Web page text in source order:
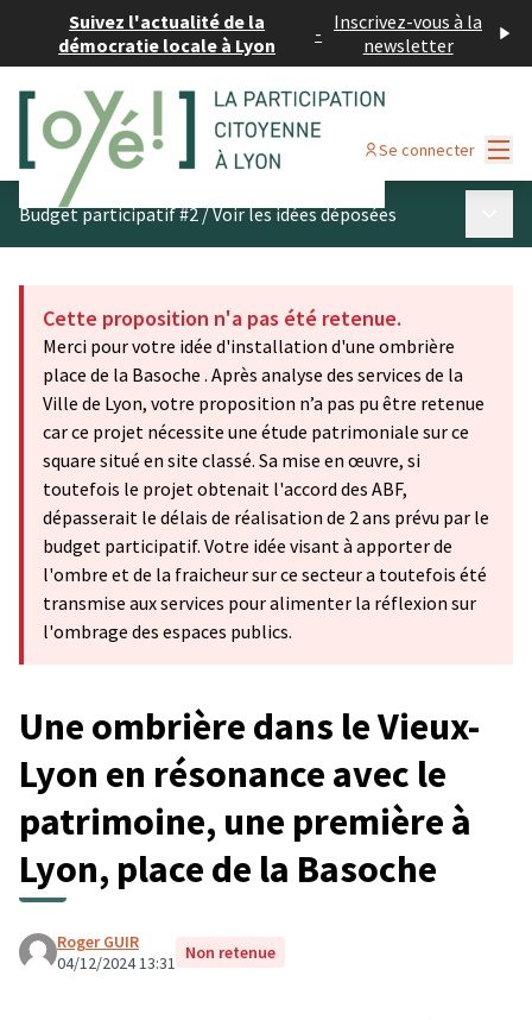
Suivez l'actualité de la
démocratie locale à Lyon
- Inscrivez-vous à la
newsletter
Se connecter
Budget participatif #2/Voir les idées déposées
Cette proposition n'a pas été retenue.
Merci pour votre idée d'installation d'une ombrière
place de la Basoche . Après analyse des services de la
Ville de Lyon, votre proposition n’a pas pu être retenue
car ce projet nécessite une étude patrimoniale sur ce
square situé en site classé. Sa mise en œuvre, si
toutefois le projet obtenait l'accord des ABF,
dépasserait le délais de réalisation de 2 ans prévu par le
budget participatif. Votre idée visant à apporter de
l'ombre et de la fraicheur sur ce secteur a toutefois été
transmise aux services pour alimenter la réflexion sur
l'ombrage des espaces publics.
Une ombrière dans le Vieux-
Lyon en résonance avec le
patrimoine, une première à
Lyon, place de la Basoche
Roger GUIR
04/12/2024 13:31 Non retenue